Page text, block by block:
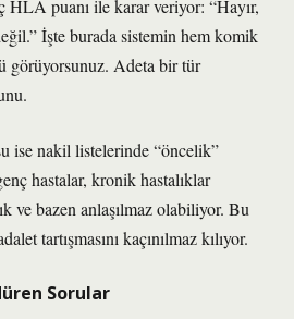
HLA puanı ile karar veriyor: “Hayır,
İşte burada sistemin hem komik
görüyorsunuz. Adeta bir tür
ise nakil listelerinde “öncelik”
hastalar, kronik hastalıklar
ve bazen anlaşılmaz olabiliyor. Bu
tartışmasını kaçınılmaz kılıyor.
Sorular